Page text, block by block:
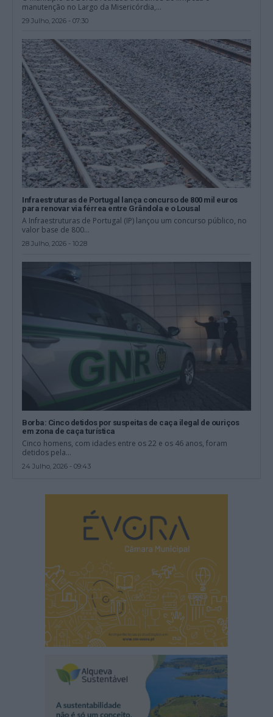
manutenção no Largo da Misericórdia,...
29 Julho, 2026 - 07:30
Infraestruturas de Portugal lança concurso de 800 mil euros
para renovar via férrea entre Grândola e o Lousal
A Infraestruturas de Portugal (IP) lançou um concurso público, no
valor base de 800...
28 Julho, 2026 - 10:28
Borba: Cinco detidos por suspeitas de caça ilegal de ouriços
em zona de caça turística
Cinco homens, com idades entre os 22 e os 46 anos, foram
detidos pela...
24 Julho, 2026 - 09:43